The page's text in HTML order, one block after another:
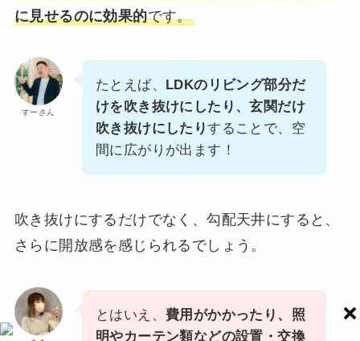
に見せるのに効果的です。
すーさん
たとえば、
LDKのリビング部分だ
けを吹き抜けにしたり、玄関だけ
吹き抜けにしたりすることで、空
間に広がりが出ます！
吹き抜けにするだけでなく、勾配天井にすると、
さらに開放感を感じられるでしょう。
とはいえ、 費用がかかったり、照
明やカーテン類などの設置・交換